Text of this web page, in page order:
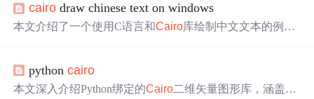
cairo draw chinese text on windows
本文介绍了一个使用C语言和Cairo库绘制中文文本的例
存为PNG格式图片。
pythoncairo
本文深入介绍Python绑定的Cairo二维矢量图形库，涵盖其